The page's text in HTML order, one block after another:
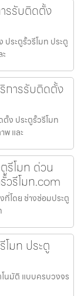
รรับติดตั้ง
ระตูรั้วรีโมท ประตู
การรับติดตั้ง
ง ประตูรั้วรีโมท
พ และ
รีโมท ด่วน
วรีโมท.com
โดย ช่างซ่อมประตู
มท ประตู
นมัติ แบบครบวงจร